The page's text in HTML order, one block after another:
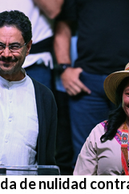
de nulidad